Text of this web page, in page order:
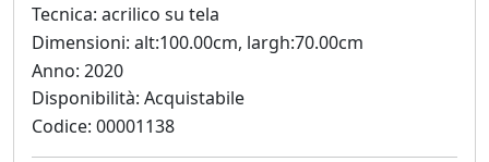
Nicola
De
Luca
Tecnica: acrilico su tela
Dimensioni: alt:100.00cm, largh:70.00cm
Anno: 2020
Disponibilità: Acquistabile
Codice: 00001138